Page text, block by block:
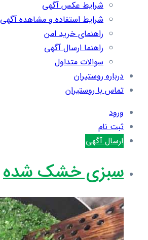
شرایط عکس آگهی
شرایط استفاده و مشاهده آگهی
راهنمای خرید امن
راهنما ارسال آگهی
سوالات متداول
درباره روستیران
تماس با روستیران
ورود
ثبت نام
ارسال آگهی
سبزی خشک شده